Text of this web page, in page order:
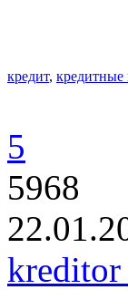
кредит, кредитные
5
5968
kreditor